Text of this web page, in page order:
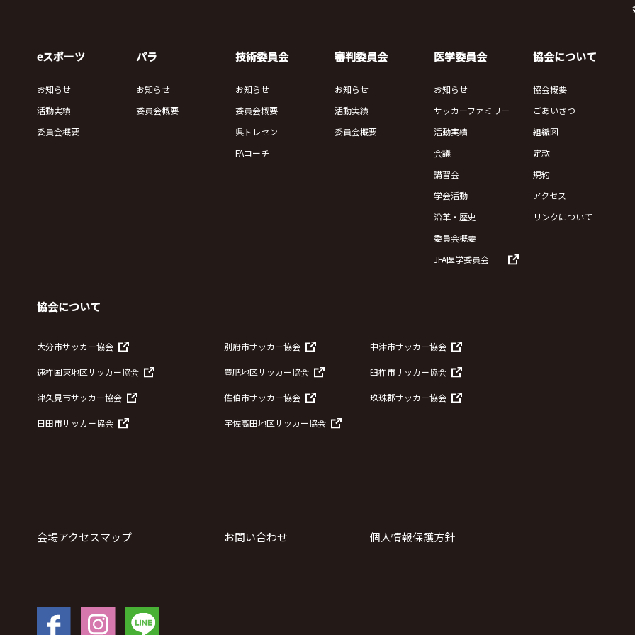
eスポーツ
お知らせ
活動実績
委員会概要
パラ
お知らせ
委員会概要
技術委員会
お知らせ
委員会概要
県トレセン
FAコーチ
審判委員会
お知らせ
活動実績
委員会概要
医学委員会
お知らせ
サッカーファミリー
活動実績
会議
講習会
学会活動
沿革・歴史
委員会概要
JFA医学委員会
協会について
協会概要
ごあいさつ
組織図
定款
規約
アクセス
リンクについて
協会について
大分市サッカー協会 別府市サッカー協会 中津市サッカー協会
速杵国東地区サッカー協会 豊肥地区サッカー協会 臼杵市サッカー協会
津久見市サッカー協会 佐伯市サッカー協会 玖珠郡サッカー協会
日田市サッカー協会 宇佐高田地区サッカー協会
会場アクセスマップ お問い合わせ 個人情報保護方針